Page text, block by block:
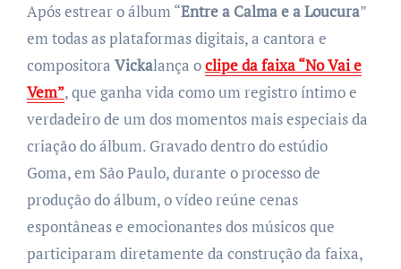
Após estrear o álbum “Entre a Calma e a Loucura”
em todas as plataformas digitais, a cantora e
compositora Vickalança oclipe da faixa “No Vai e
Vem”, que ganha vida como um registro íntimo e
verdadeiro de um dos momentos mais especiais da
criação do álbum. Gravado dentro do estúdio
Goma, em São Paulo, durante o processo de
produção do álbum, o vídeo reúne cenas
espontâneas e emocionantes dos músicos que
participaram diretamente da construção da faixa,